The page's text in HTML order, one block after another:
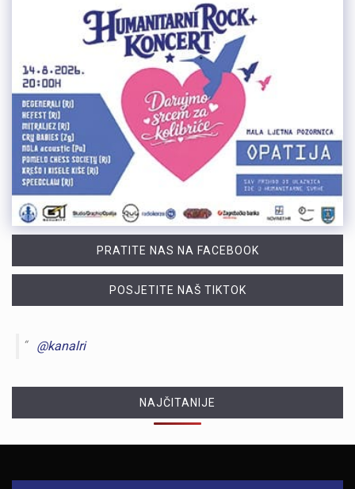
PRATITE NAS NA FACEBOOK
POSJETITE NAŠ TIKTOK
@kanalri
NAJČITANIJE